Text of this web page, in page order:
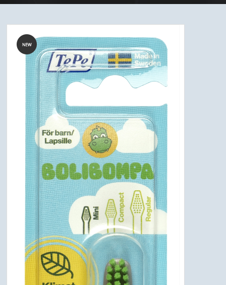
HJÆLPEMIDLER
MUNDTØRHED
MUND SWAPS
FORSIDE
BESTIL
VILKÅR